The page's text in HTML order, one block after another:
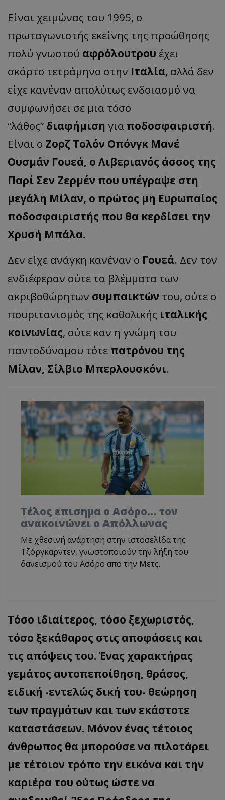
Είναι χειμώνας του 1995, ο
πρωταγωνιστής εκείνης της προώθησης
πολύ γνωστού αφρόλουτρου έχει
σκάρτο τετράμηνο στην Ιταλία, αλλά δεν
είχε κανέναν απολύτως ενδοιασμό να
συμφωνήσει σε μια τόσο
“λάθος” διαφήμιση για ποδοσφαιριστή.
Είναι ο Ζορζ Τολόν Οπόνγκ Μανέ
Ουσμάν Γουεά, ο Λιβεριανός άσσος της
Παρί Σεν Ζερμέν που υπέγραψε στη
μεγάλη Μίλαν, ο πρώτος μη Ευρωπαίος
ποδοσφαιριστής που θα κερδίσει την
Χρυσή Μπάλα.
Δεν είχε ανάγκη κανέναν ο Γουεά. Δεν τον
ενδιέφεραν ούτε τα βλέμματα των
ακριβοθώρητων συμπαικτών του, ούτε ο
πουριτανισμός της καθολικής ιταλικής
κοινωνίας, ούτε καν η γνώμη του
παντοδύναμου τότε πατρόνου της
Μίλαν, Σίλβιο Μπερλουσκόνι.
Tέλος επισημα ο Ασόρο... τον
ανακοινώνει ο Απόλλωνας
Με χθεσινή ανάρτηση στην ιστοσελίδα της
Τζόργκαρντεν, γνωστοποιούν την λήξη του
δανεισμού του Ασόρο απο την Μετς.
Τόσο ιδιαίτερος, τόσο ξεχωριστός,
τόσο ξεκάθαρος στις αποφάσεις και
τις απόψεις του. Ένας χαρακτήρας
γεμάτος αυτοπεποίθηση, θράσος,
ειδική -εντελώς δική του- θεώρηση
των πραγμάτων και των εκάστοτε
καταστάσεων. Μόνον ένας τέτοιος
άνθρωπος θα μπορούσε να πιλοτάρει
με τέτοιον τρόπο την εικόνα και την
καριέρα του ούτως ώστε να